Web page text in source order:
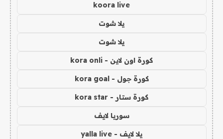
koora live
يلا شوت
يلا شوت
كورة اون لاين - kora onli
كورة جول - kora goal
كورة ستار - kora star
سوريا لايف
يلا لايف - yalla live